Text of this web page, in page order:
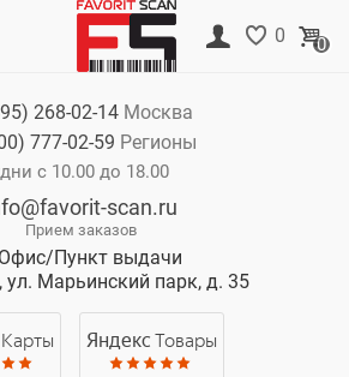
0 0
268-02-14 Москва
777-02-59 Регионы
с 10.00 до 18.00
scan.ru
Прием заказов
Офис/Пункт выдачи
ул. Марьинский парк, д. 35
Карты Яндекс Товары
Корзина
Нет товаров